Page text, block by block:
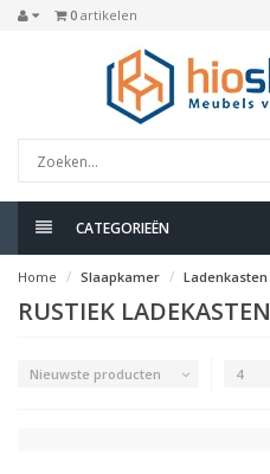
0 artikelen
CATEGORIEËN
Home Slaapkamer Ladenkasten
RUSTIEK LADEKASTEN
Nieuwste producten 4